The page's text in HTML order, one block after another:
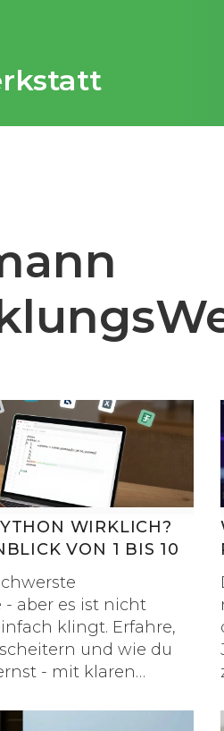
WIRKLICH?
VON 1 BIS 10
- aber es ist nicht
klingt. Erfahre,
und wie du
- mit klaren